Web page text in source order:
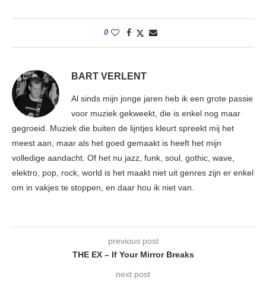
0
BART VERLENT
Al sinds mijn jonge jaren heb ik een grote passie
voor muziek gekweekt, die is enkel nog maar
gegroeid. Muziek die buiten de lijntjes kleurt spreekt mij het
meest aan, maar als het goed gemaakt is heeft het mijn
volledige aandacht. Of het nu jazz, funk, soul, gothic, wave,
elektro, pop, rock, world is het maakt niet uit genres zijn er enkel
om in vakjes te stoppen, en daar hou ik niet van.
previous post
THE EX – If Your Mirror Breaks
next post